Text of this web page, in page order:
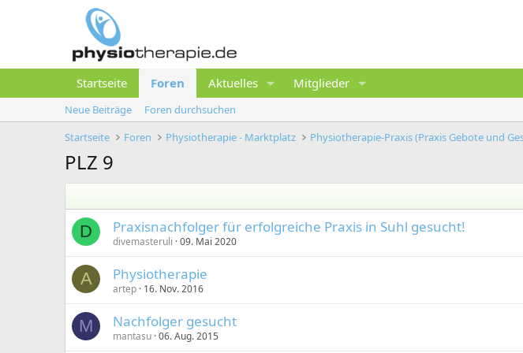
Startseite Foren Aktuelles Mitglieder
Neue Beiträge
Foren durchsuchen
Startseite
Foren Physiotherapie - Marktplatz
PLZ 9
D Praxisnachfolger für erfolgreiche Praxis in Suhl gesucht!
divemasteruli 09. Mai 2020
A Physiotherapie
artep 16. Nov. 2016
M Nachfolger gesucht
mantasu 06. Aug. 2015